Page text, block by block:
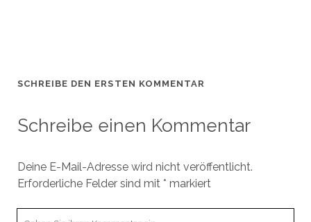
SCHREIBE DEN ERSTEN KOMMENTAR
Schreibe einen Kommentar
Deine E-Mail-Adresse wird nicht veröffentlicht.
Erforderliche Felder sind mit * markiert